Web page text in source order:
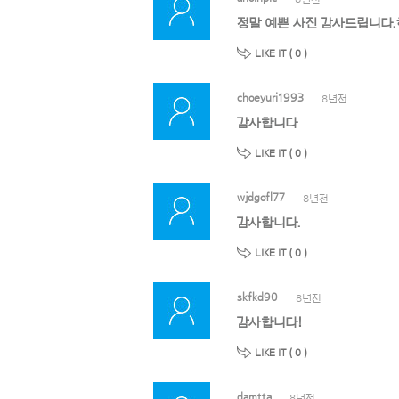
정말 예쁜 사진 감사드립니다.
LIKE IT ( 0 )
choeyuri1993 8년전
감사합니다
LIKE IT ( 0 )
wjdgofl77 8년전
감사합니다.
LIKE IT ( 0 )
skfkd90 8년전
감사합니다!
LIKE IT ( 0 )
damtta